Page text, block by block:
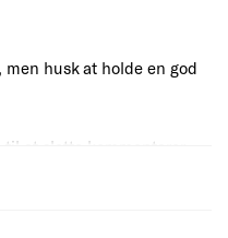
men husk at holde en god
at slette kommentarer,